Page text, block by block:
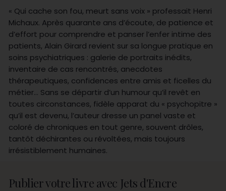
« Qui cache son fou, meurt sans voix » professait Henri
Michaux. Après quarante ans d’écoute, de patience et
d’effort pour comprendre et panser l’enfer intime des
patients, Alain Girard revient sur sa longue pratique en
soins psychiatriques : galerie de portraits inédits,
inventaire de cas rencontrés, anecdotes
thérapeutiques, confidences entre amis et ficelles du
métier… Sans se départir d’un humour qu’il revêt en
toutes circonstances, fidèle apparat du « psychopitre »
qu’il est devenu, l’auteur dresse un panel vaste et
coloré de chroniques en tout genre, souvent drôles,
tantôt déchirantes ou révoltées, mais toujours
irrésistiblement humaines.
Publier votre livre avec Jets d'Encre